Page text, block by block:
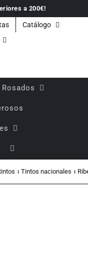
a 200€!
Catálogo
Rosados
Tintos nacionales